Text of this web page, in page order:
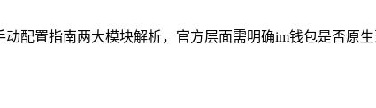
配置指南两大模块解析，官方层面需明确im钱包是否原